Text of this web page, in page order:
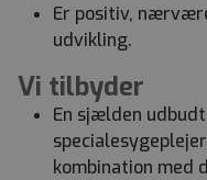
Er positiv,
udvikling.
Vi tilbyder
En sjælden
kombination med